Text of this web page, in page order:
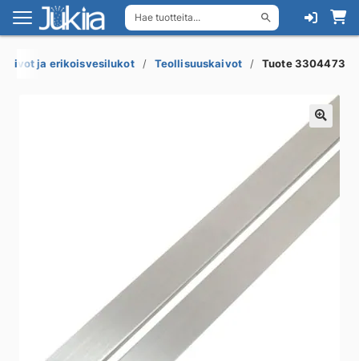
Hae tuotteita...
Siirry
navigointiin
Siirry
sisältöön
ja erikoisvesilukot Teollisuuskaivot Tuote 3304473